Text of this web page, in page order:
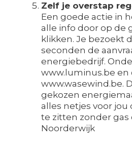
Zelf je overstap
Een goede actie in
alle info door op de
klikken. Je bezoekt
seconden de
energiebedrijf.
www.luminus.be en
www.wasewind.be.
gekozen
alles netjes voor jou
te zitten zonder gas
Noorderwijk